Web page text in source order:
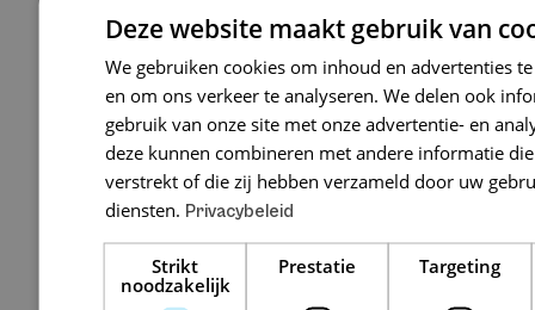
Rutgers &
Advocaten
Herengracht
Bekijk 1 vacature
Deze website maakt gebruik van
We gebruiken cookies om inhoud en advertenties
en om ons verkeer te analyseren. We delen ook
gebruik van onze site met onze advertentie- en
deze kunnen combineren met andere informatie
verstrekt of die zij hebben verzameld door uw
diensten. Privacybeleid
Strikt
noodzakelijk
Prestatie Targeting